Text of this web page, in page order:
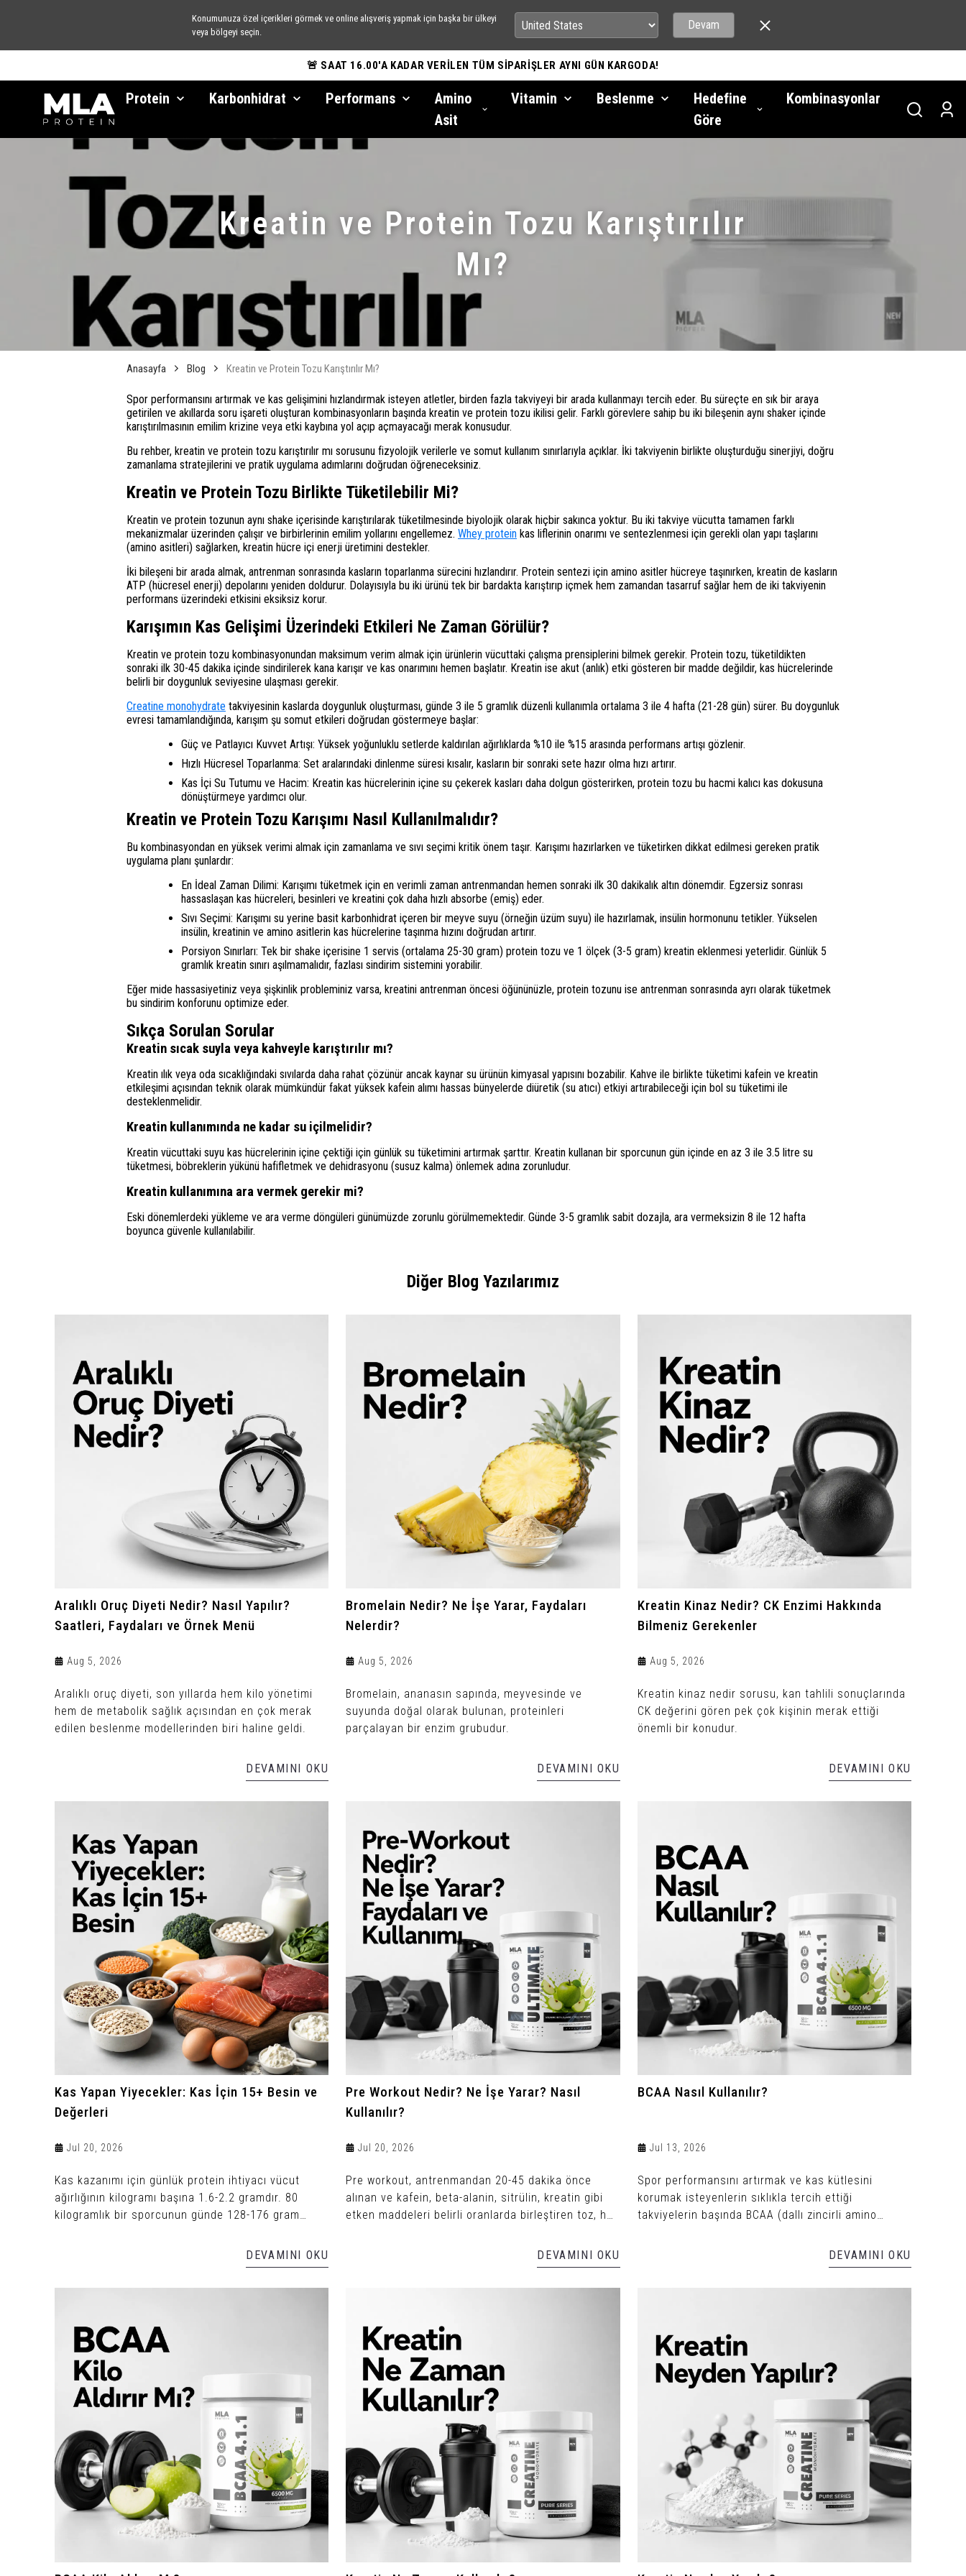
Konumunuza özel içerikleri görmek ve online alışveriş yapmak için başka bir ülkeyi
veya bölgeyi seçin.
Devam
🚨 SAAT 16.00'A KADAR VERİLEN TÜM SİPARİŞLER AYNI GÜN KARGODA!
Protein Karbonhidrat Performans
Amino
Asit
Vitamin Beslenme
Hedefine
Göre
Kombinasyonlar
Kreatin ve Protein Tozu Karıştırılır
Mı?
Anasayfa Blog Kreatin ve Protein Tozu Karıştırılır Mı?
Spor performansını artırmak ve kas gelişimini hızlandırmak isteyen atletler, birden fazla takviyeyi bir arada kullanmayı tercih eder. Bu süreçte en sık bir araya
getirilen ve akıllarda soru işareti oluşturan kombinasyonların başında kreatin ve protein tozu ikilisi gelir. Farklı görevlere sahip bu iki bileşenin aynı shaker içinde
karıştırılmasının emilim krizine veya etki kaybına yol açıp açmayacağı merak konusudur.
Bu rehber, kreatin ve protein tozu karıştırılır mı sorusunu fizyolojik verilerle ve somut kullanım sınırlarıyla açıklar. İki takviyenin birlikte oluşturduğu sinerjiyi, doğru
zamanlama stratejilerini ve pratik uygulama adımlarını doğrudan öğreneceksiniz.
Kreatin ve Protein Tozu Birlikte Tüketilebilir Mi?
Kreatin ve protein tozunun aynı shake içerisinde karıştırılarak tüketilmesinde biyolojik olarak hiçbir sakınca yoktur. Bu iki takviye vücutta tamamen farklı
mekanizmalar üzerinden çalışır ve birbirlerinin emilim yollarını engellemez. Whey protein kas liflerinin onarımı ve sentezlenmesi için gerekli olan yapı taşlarını
(amino asitleri) sağlarken, kreatin hücre içi enerji üretimini destekler.
İki bileşeni bir arada almak, antrenman sonrasında kasların toparlanma sürecini hızlandırır. Protein sentezi için amino asitler hücreye taşınırken, kreatin de kasların
ATP (hücresel enerji) depolarını yeniden doldurur. Dolayısıyla bu iki ürünü tek bir bardakta karıştırıp içmek hem zamandan tasarruf sağlar hem de iki takviyenin
performans üzerindeki etkisini eksiksiz korur.
Karışımın Kas Gelişimi Üzerindeki Etkileri Ne Zaman Görülür?
Kreatin ve protein tozu kombinasyonundan maksimum verim almak için ürünlerin vücuttaki çalışma prensiplerini bilmek gerekir. Protein tozu, tüketildikten
sonraki ilk 30-45 dakika içinde sindirilerek kana karışır ve kas onarımını hemen başlatır. Kreatin ise akut (anlık) etki gösteren bir madde değildir, kas hücrelerinde
belirli bir doygunluk seviyesine ulaşması gerekir.
Creatine monohydrate takviyesinin kaslarda doygunluk oluşturması, günde 3 ile 5 gramlık düzenli kullanımla ortalama 3 ile 4 hafta (21-28 gün) sürer. Bu doygunluk
evresi tamamlandığında, karışım şu somut etkileri doğrudan göstermeye başlar:
Güç ve Patlayıcı Kuvvet Artışı: Yüksek yoğunluklu setlerde kaldırılan ağırlıklarda %10 ile %15 arasında performans artışı gözlenir.
Hızlı Hücresel Toparlanma: Set aralarındaki dinlenme süresi kısalır, kasların bir sonraki sete hazır olma hızı artırır.
Kas İçi Su Tutumu ve Hacim: Kreatin kas hücrelerinin içine su çekerek kasları daha dolgun gösterirken, protein tozu bu hacmi kalıcı kas dokusuna
dönüştürmeye yardımcı olur.
Kreatin ve Protein Tozu Karışımı Nasıl Kullanılmalıdır?
Bu kombinasyondan en yüksek verimi almak için zamanlama ve sıvı seçimi kritik önem taşır. Karışımı hazırlarken ve tüketirken dikkat edilmesi gereken pratik
uygulama planı şunlardır:
En İdeal Zaman Dilimi: Karışımı tüketmek için en verimli zaman antrenmandan hemen sonraki ilk 30 dakikalık altın dönemdir. Egzersiz sonrası
hassaslaşan kas hücreleri, besinleri ve kreatini çok daha hızlı absorbe (emiş) eder.
Sıvı Seçimi: Karışımı su yerine basit karbonhidrat içeren bir meyve suyu (örneğin üzüm suyu) ile hazırlamak, insülin hormonunu tetikler. Yükselen
insülin, kreatinin ve amino asitlerin kas hücrelerine taşınma hızını doğrudan artırır.
Porsiyon Sınırları: Tek bir shake içerisine 1 servis (ortalama 25-30 gram) protein tozu ve 1 ölçek (3-5 gram) kreatin eklenmesi yeterlidir. Günlük 5
gramlık kreatin sınırı aşılmamalıdır, fazlası sindirim sistemini yorabilir.
Eğer mide hassasiyetiniz veya şişkinlik probleminiz varsa, kreatini antrenman öncesi öğününüzle, protein tozunu ise antrenman sonrasında ayrı olarak tüketmek
bu sindirim konforunu optimize eder.
Sıkça Sorulan Sorular
Kreatin sıcak suyla veya kahveyle karıştırılır mı?
Kreatin ılık veya oda sıcaklığındaki sıvılarda daha rahat çözünür ancak kaynar su ürünün kimyasal yapısını bozabilir. Kahve ile birlikte tüketimi kafein ve kreatin
etkileşimi açısından teknik olarak mümkündür fakat yüksek kafein alımı hassas bünyelerde diüretik (su atıcı) etkiyi artırabileceği için bol su tüketimi ile
desteklenmelidir.
Kreatin kullanımında ne kadar su içilmelidir?
Kreatin vücuttaki suyu kas hücrelerinin içine çektiği için günlük su tüketimini artırmak şarttır. Kreatin kullanan bir sporcunun gün içinde en az 3 ile 3.5 litre su
tüketmesi, böbreklerin yükünü hafifletmek ve dehidrasyonu (susuz kalma) önlemek adına zorunludur.
Kreatin kullanımına ara vermek gerekir mi?
Eski dönemlerdeki yükleme ve ara verme döngüleri günümüzde zorunlu görülmemektedir. Günde 3-5 gramlık sabit dozajla, ara vermeksizin 8 ile 12 hafta
boyunca güvenle kullanılabilir.
Diğer Blog Yazılarımız
Aralıklı Oruç Diyeti Nedir? Nasıl Yapılır?
Saatleri, Faydaları ve Örnek Menü
Aug 5, 2026
Aralıklı oruç diyeti, son yıllarda hem kilo yönetimi
hem de metabolik sağlık açısından en çok merak
edilen beslenme modellerinden biri haline geldi.
DEVAMINI OKU
Bromelain Nedir? Ne İşe Yarar, Faydaları
Nelerdir?
Aug 5, 2026
Bromelain, ananasın sapında, meyvesinde ve
suyunda doğal olarak bulunan, proteinleri
parçalayan bir enzim grubudur.
DEVAMINI OKU
Kreatin Kinaz Nedir? CK Enzimi Hakkında
Bilmeniz Gerekenler
Aug 5, 2026
Kreatin kinaz nedir sorusu, kan tahlili sonuçlarında
CK değerini gören pek çok kişinin merak ettiği
önemli bir konudur.
DEVAMINI OKU
Kas Yapan Yiyecekler: Kas İçin 15+ Besin ve
Değerleri
Jul 20, 2026
Kas kazanımı için günlük protein ihtiyacı vücut
ağırlığının kilogramı başına 1.6-2.2 gramdır. 80
kilogramlık bir sporcunun günde 128-176 gram
DEVAMINI OKU
Pre Workout Nedir? Ne İşe Yarar? Nasıl
Kullanılır?
Jul 20, 2026
Pre workout, antrenmandan 20-45 dakika önce
alınan ve kafein, beta-alanin, sitrülin, kreatin gibi
etken maddeleri belirli oranlarda birleştiren toz, hap
DEVAMINI OKU
BCAA Nasıl Kullanılır?
Jul 13, 2026
Spor performansını artırmak ve kas kütlesini
korumak isteyenlerin sıklıkla tercih ettiği
takviyelerin başında BCAA (dallı zincirli amino
DEVAMINI OKU